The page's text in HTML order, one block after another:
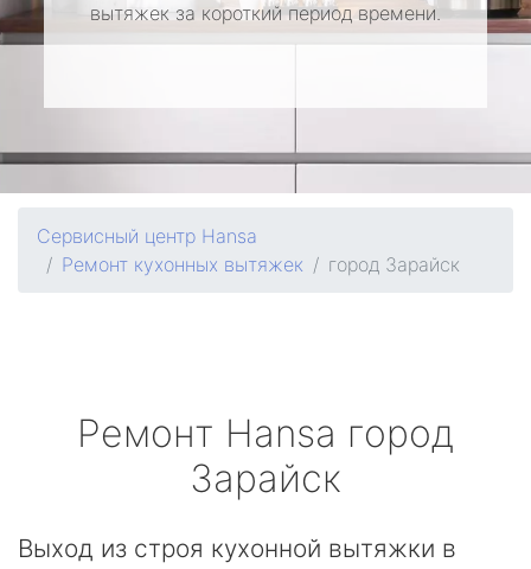
вытяжек за короткий период времени.
Сервисный центр Hansa
Ремонт кухонных вытяжек
город Зарайск
Ремонт Hansa город
Зарайск
Выход из строя кухонной вытяжки в